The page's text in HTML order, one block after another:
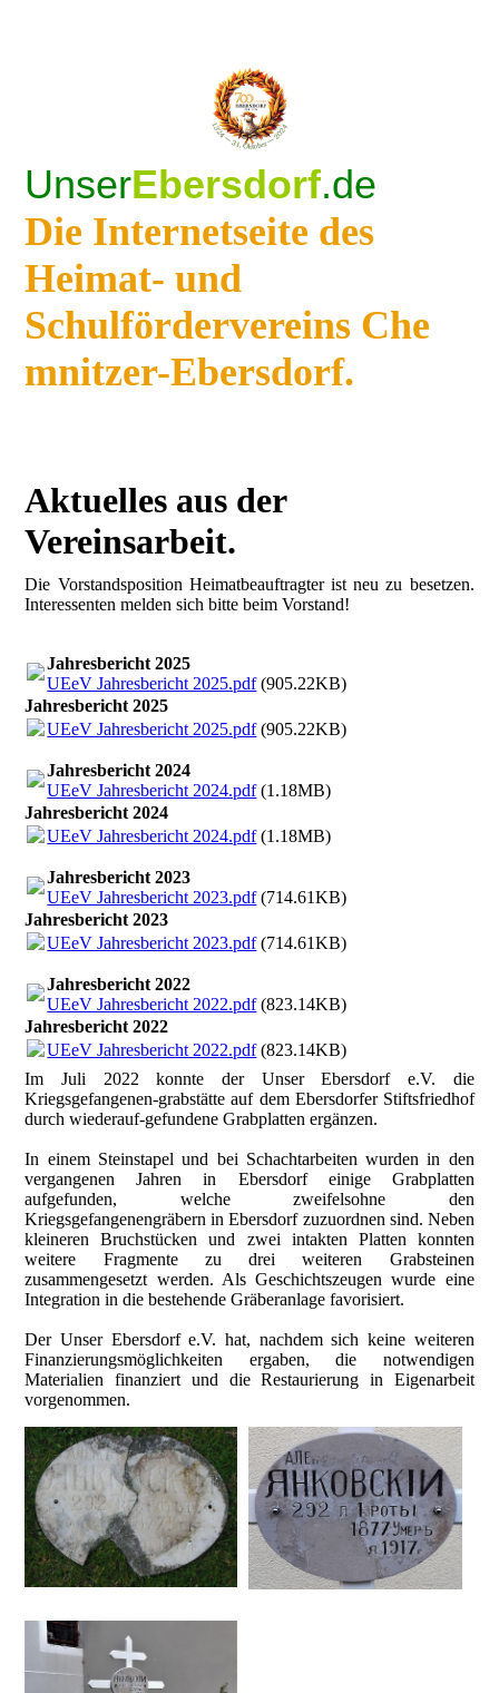
UnserEbersdorf.de
Die Internetseite des
Heimat- und
Schulfördervereins Che
mnitzer-Ebersdorf.
Aktuelles aus der
Vereinsarbeit.
Die Vorstandsposition Heimatbeauftragter ist neu zu besetzen.
Interessenten melden sich bitte beim Vorstand!
Jahresbericht 2025
UEeV Jahresbericht 2025.pdf(905.22KB)
Jahresbericht 2025
UEeV Jahresbericht 2025.pdf(905.22KB)
Jahresbericht 2024
UEeV Jahresbericht 2024.pdf(1.18MB)
Jahresbericht 2024
UEeV Jahresbericht 2024.pdf(1.18MB)
Jahresbericht 2023
UEeV Jahresbericht 2023.pdf(714.61KB)
Jahresbericht 2023
UEeV Jahresbericht 2023.pdf(714.61KB)
Jahresbericht 2022
UEeV Jahresbericht 2022.pdf(823.14KB)
Jahresbericht 2022
UEeV Jahresbericht 2022.pdf(823.14KB)
Im Juli 2022 konnte der Unser Ebersdorf e.V. die
Kriegsgefangenen-grabstätte auf dem Ebersdorfer Stiftsfriedhof
durch wiederauf-gefundene Grabplatten ergänzen.
In einem Steinstapel und bei Schachtarbeiten wurden in den
vergangenen Jahren in Ebersdorf einige Grabplatten
aufgefunden, welche zweifelsohne den
Kriegsgefangenengräbern in Ebersdorf zuzuordnen sind. Neben
kleineren Bruchstücken und zwei intakten Platten konnten
weitere Fragmente zu drei weiteren Grabsteinen
zusammengesetzt werden. Als Geschichtszeugen wurde eine
Integration in die bestehende Gräberanlage favorisiert.
Der Unser Ebersdorf e.V. hat, nachdem sich keine weiteren
Finanzierungsmöglichkeiten ergaben, die notwendigen
Materialien finanziert und die Restaurierung in Eigenarbeit
vorgenommen.